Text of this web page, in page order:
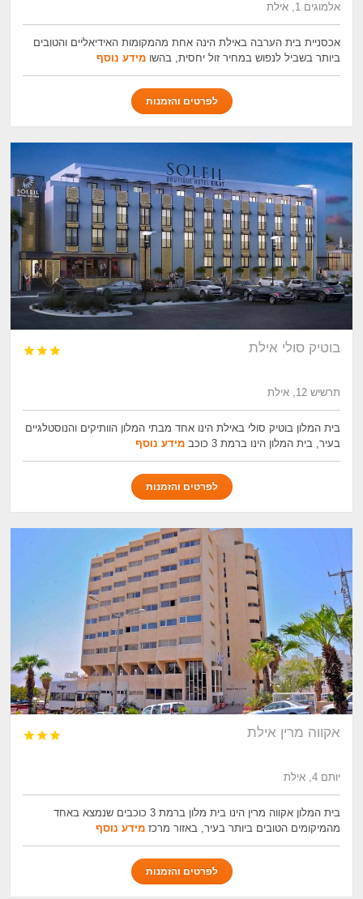
אלמוגים 1, אילת
אכסניית בית הערבה באילת הינה אחת מהמקומות האידיאליים והטובים
ביותר בשביל לנפוש במחיר זול יחסית, בהשומידע נוסף
לפרטים והזמנות
בוטיק סולי אילת 


תרשיש 12, אילת
בית המלון בוטיק סולי באילת הינו אחד מבתי המלון הוותיקים והנוסטלגיים
בעיר, בית המלון הינו ברמת 3 כוכב
מידע נוסף
לפרטים והזמנות
אקווה מרין אילת 


יותם 4, אילת
בית המלון אקווה מרין הינו בית מלון ברמת 3 כוכבים שנמצא באחד
מהמיקומים הטובים ביותר בעיר, באזור מרכזמידע נוסף
לפרטים והזמנות